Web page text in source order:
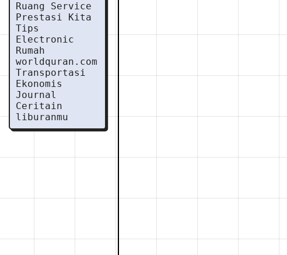
Ruang Service
Prestasi Kita
Tips
Electronic
Rumah
worldquran.com
Transportasi
Ekonomis
Journal
Ceritain
liburanmu